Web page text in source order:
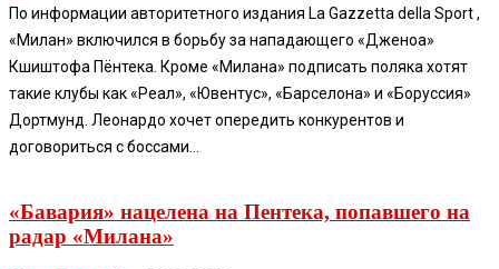
По информации авторитетного издания La Gazzetta della Sport ,
«Милан» включился в борьбу за нападающего «Дженоа»
Кшиштофа Пёнтека. Кроме «Милана» подписать поляка хотят
такие клубы как «Реал», «Ювентус», «Барселона» и «Боруссия»
Дортмунд. Леонардо хочет опередить конкурентов и
договориться с боссами...
«Бавария» нацелена на Пентека, попавшего на
радар «Милана»